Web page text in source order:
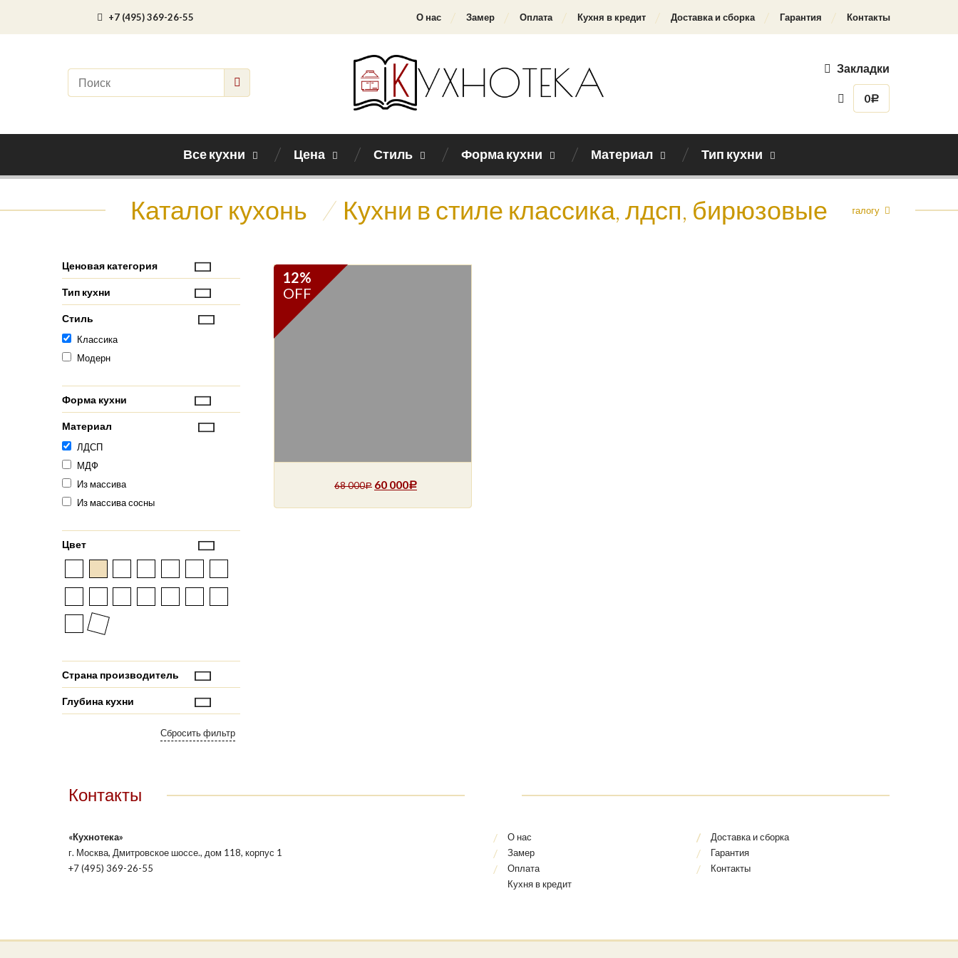
+7 (495) 369-26-55 О нас Замер Оплата Кухня в кредит Доставка и сборка Гарантия Контакты
Закладки
0Р
Все кухни Цена Стиль Форма кухни Материал Тип кухни
Каталог кухонь / Кухни в стиле классика, лдсп, бирюзовыеНазад к каталогу
12%
OFF
68 000Р 60 000Р
Ценовая категория
Тип кухни
Стиль
Классика
Модерн
Форма кухни
Материал
ЛДСП
МДФ
Из массива
Из массива сосны
Цвет
Страна производитель
Глубина кухни
Контакты
«Кухнотека»
г. Москва, Дмитровское шоссе., дом 118, корпус 1
+7 (495) 369-26-55
О нас
Замер
Оплата
Кухня в кредит
Доставка и сборка
Гарантия
Контакты